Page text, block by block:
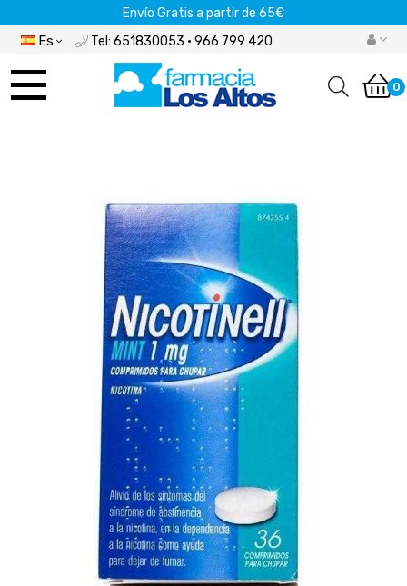
Envío Gratis a partir de 65€
Es Tel: 651830053 · 966 799 420
Navegación 0